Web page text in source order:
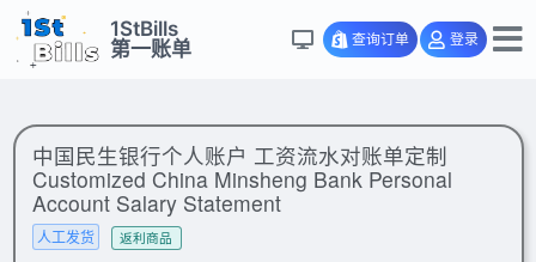
1StBills
第一账单
查询订单 登录
中国民生银行个人账户 工资流水对账单定制
Customized China Minsheng Bank Personal
Account Salary Statement
人工发货 返利商品